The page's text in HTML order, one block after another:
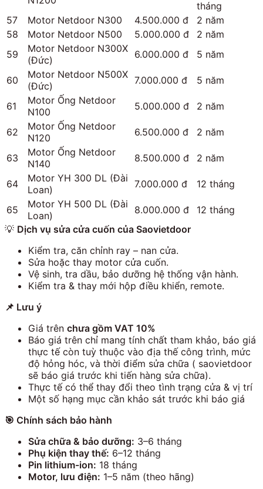
tháng
57
Motor Netdoor N300 4.500.000 đ
2 năm
58
Motor Netdoor N500 5.000.000 đ
2 năm
59
Motor Netdoor N300X
(Đức)
6.000.000 đ 5 năm
60
Motor Netdoor N500X
(Đức)
7.000.000 đ 5 năm
61
Motor Ống Netdoor
N100
5.000.000 đ 2 năm
62
Motor Ống Netdoor
N120
6.500.000 đ 2 năm
63
Motor Ống Netdoor
N140
8.500.000 đ 2 năm
64
Motor YH 300 DL (Đài
Loan)
7.000.000 đ 12 tháng
65
Motor YH 500 DL (Đài
Loan)
8.000.000 đ
12 tháng
💡 Dịch vụ sửa cửa cuốn của Saovietdoor
Kiểm tra, căn chỉnh ray – nan cửa.
Sửa hoặc thay motor cửa cuốn.
Vệ sinh, tra dầu, bảo dưỡng hệ thống vận hành.
Kiểm tra & thay mới hộp điều khiển, remote.
📌 Lưu ý
Giá trên chưa gồm VAT 10%
Báo giá trên chỉ mang tính chất tham khảo, báo giá
thực tế còn tuỳ thuộc vào địa thế công trình, mức
độ hỏng hóc, và thời điểm sửa chữa ( saovietdoor
sẽ báo giá trước khi tiến hàng sửa chữa).
Thực tế có thể thay đổi theo tình trạng cửa & vị trí
Một số hạng mục cần khảo sát trước khi báo giá
🎯 Chính sách bảo hành
Sửa chữa & bảo dưỡng: 3–6 tháng
Phụ kiện thay thế: 6–12 tháng
Pin lithium-ion: 18 tháng
Motor, lưu điện: 1–5 năm (theo hãng)